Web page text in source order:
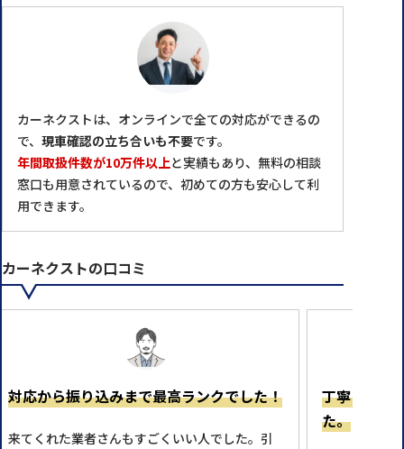
カーネクストは、オンラインで全ての対応ができるの
で、 現車確認の立ち合いも不要です。
年間取扱件数が10万件以上と実績もあり、無料の相談
窓口も用意されているので、初めての方も安心して利
用できます。
カーネクストの口コミ
対応から振り込みまで最高ランクでした！
来てくれた業者さんもすごくいい人でした。引
丁寧に理解
た。